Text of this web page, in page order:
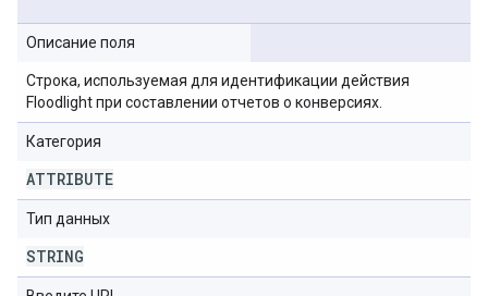
Описание поля
Строка, используемая для идентификации действия
Floodlight при составлении отчетов о конверсиях.
Категория
ATTRIBUTE
Тип данных
STRING